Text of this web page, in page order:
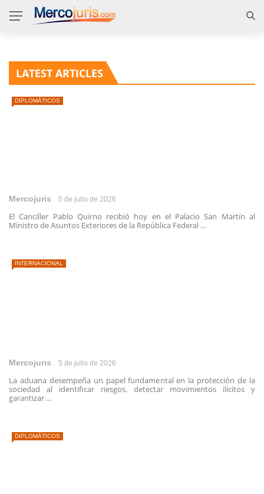
LATEST ARTICLES
DIPLOMÁTICOS
Mercojuris 5 de julio de 2026
El Canciller Pablo Quirno recibió hoy en el Palacio San Martín al
Ministro de Asuntos Exteriores de la República Federal ...
INTERNACIONAL
Mercojuris 5 de julio de 2026
La aduana desempeña un papel fundamental en la protección de la
sociedad al identificar riesgos, detectar movimientos ilícitos y
garantizar ...
DIPLOMÁTICOS